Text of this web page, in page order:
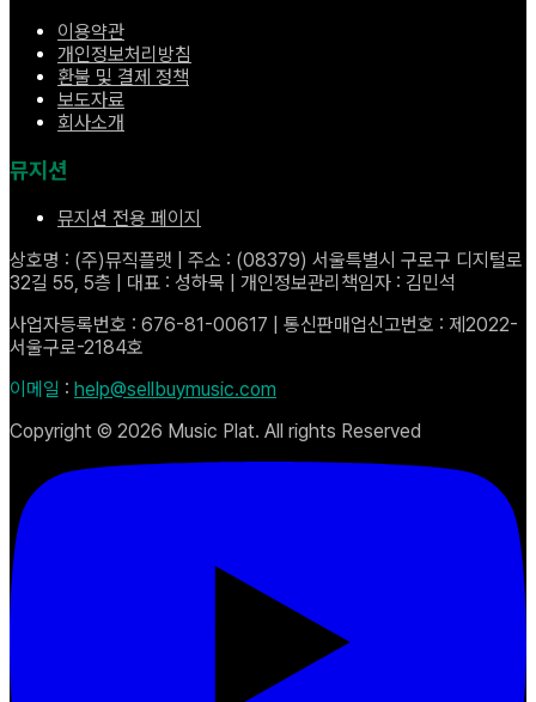
이용약관
개인정보처리방침
환불 및 결제 정책
보도자료
회사소개
뮤지션
뮤지션 전용 페이지
상호명 : (주)뮤직플랫 | 주소 : (08379) 서울특별시 구로구 디지털로
32길 55, 5층 | 대표 : 성하묵 | 개인정보관리책임자 : 김민석
사업자등록번호 : 676-81-00617 | 통신판매업신고번호 : 제2022-
서울구로-2184호
이메일 : help@sellbuymusic.com
Copyright © 2026 Music Plat. All rights Reserved